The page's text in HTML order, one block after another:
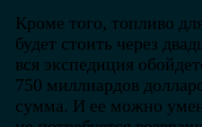
Кроме того, топливо
будет стоить через
вся экспедиция
750 миллиардов
сумма. И ее можно